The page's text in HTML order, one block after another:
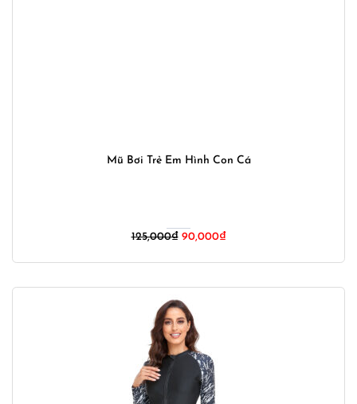
Mũ Bơi Trẻ Em Hình Con Cá
125,000₫ Giá
125,000₫.
90,000₫Giá
là: